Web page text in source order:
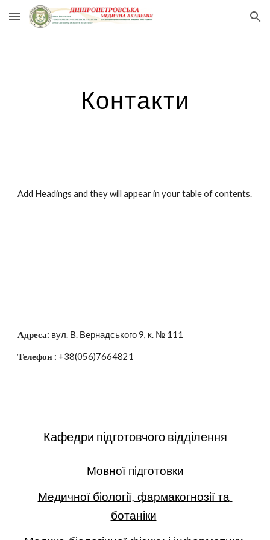
Skip to main content Skip to navigation
Контакти
Add Headings and they will appear in your table of contents.
Адреса: вул. В. Вернадського 9, к. № 111
Телефон : +38(056)7664821
Кафедри підготовчого відділення
Мовної підготовки
Медичної біології, фармакогнозії та
ботаніки